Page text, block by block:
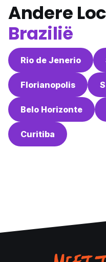
Andere
Brazilië
Rio de Jenerio
Florianopolis
Belo Horizonte
Curitiba